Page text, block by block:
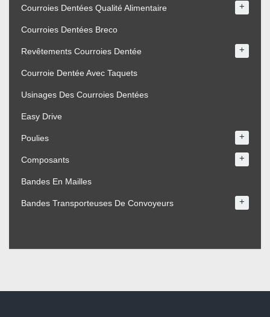
Courroies Dentées Qualité Alimentaire +
Courroies Dentées Breco
Revêtements Courroies Dentée +
Courroie Dentée Avec Taquets
Usinages Des Courroies Dentées
Easy Drive
Poulies +
Composants +
Bandes En Mailles
Bandes Transporteuses De Convoyeurs +